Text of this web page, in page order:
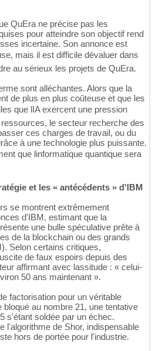
QuEra ne précise pas les
pour atteindre son objectif rend
incertaine. Son annonce est
mais il est difficile dévaluer dans
au sérieux les projets de QuEra.
sont alléchantes. Alors que la
de plus en plus coûteuse et que les
que lIA exercent une pression
le secteur recherche des
ces charges de travail, ou du
à une technologie plus puissante.
que linformatique quantique sera
et les « antécédents » d'IBM
se montrent extrêmement
d'IBM, estimant que la
une bulle spéculative prête à
de la blockchain ou des grands
Selon certains critiques,
de faux espoirs depuis des
affirmant avec lassitude : « celui-
50 ans maintenant ».
factorisation pour un véritable
bloqué au nombre 21, une tentative
s'étant soldée par un échec.
l'algorithme de Shor, indispensable
hors de portée pour l'industrie.